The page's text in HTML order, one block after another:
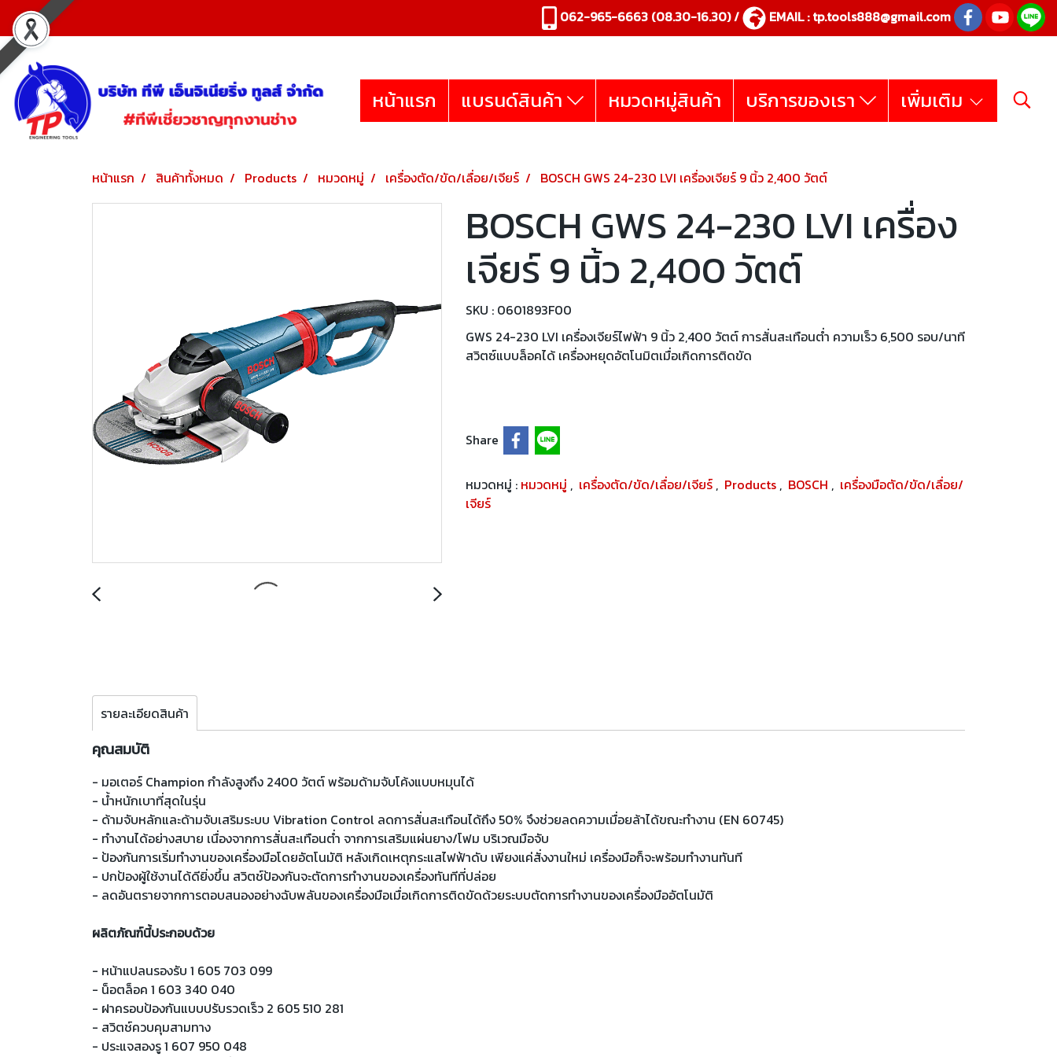
062-965-6663 (08.30-16.30) / EMAIL :tp.tools888@gmail.com
หน้าแรก แบรนด์สินค้า หมวดหมู่สินค้า บริการของเรา เพิ่มเติม
หน้าแรก สินค้าทั้งหมด Products หมวดหมู่ เครื่องตัด/ขัด/เลื่อย/เจียร์ BOSCH GWS 24-230 LVI เครื่องเจียร์ 9 นิ้ว 2,400 วัตต์
BOSCH GWS 24-230 LVI เครื่อง
เจียร์ 9 นิ้ว 2,400 วัตต์
SKU : 0601893F00
GWS 24-230 LVI เครื่องเจียร์ไฟฟ้า 9 นิ้ว 2,400 วัตต์ การสั่นสะเทือนต่ำ ความเร็ว 6,500 รอบ/นาที
สวิตซ์แบบล็อคได้ เครื่องหยุดอัตโนมิตเมื่อเกิดการติดขัด
Share
หมวดหมู่ : หมวดหมู่ , เครื่องตัด/ขัด/เลื่อย/เจียร์ , Products , BOSCH , เครื่องมือตัด/ขัด/เลื่อย/
เจียร์
รายละเอียดสินค้า
คุณสมบัติ
- มอเตอร์ Champion กำลังสูงถึง 2400 วัตต์ พร้อมด้ามจับโค้งแบบหมุนได้
- น้ำหนักเบาที่สุดในรุ่น
- ด้ามจับหลักและด้ามจับเสริมระบบ Vibration Control ลดการสั่นสะเทือนได้ถึง 50% จึงช่วยลดความเมื่อยล้าได้ขณะทำงาน (EN 60745)
- ทำงานได้อย่างสบาย เนื่องจากการสั่นสะเทือนต่ำ จากการเสริมแผ่นยาง/โฟม บริเวณมือจับ
- ป้องกันการเริ่มทำงานของเครื่องมือโดยอัตโนมัติ หลังเกิดเหตุกระแสไฟฟ้าดับ เพียงแค่สั่งงานใหม่ เครื่องมือก็จะพร้อมทำงานทันที
- ปกป้องผู้ใช้งานได้ดียิ่งขึ้น สวิตช์ป้องกันจะตัดการทำงานของเครื่องทันทีที่ปล่อย
- ลดอันตรายจากการตอบสนองอย่างฉับพลันของเครื่องมือเมื่อเกิดการติดขัดด้วยระบบตัดการทำงานของเครื่องมืออัตโนมัติ
ผลิตภัณฑ์นี้ประกอบด้วย
- หน้าแปลนรองรับ 1 605 703 099
- น็อตล็อค 1 603 340 040
- ฝาครอบป้องกันแบบปรับรวดเร็ว 2 605 510 281
- สวิตช์ควบคุมสามทาง
- ประแจสองรู 1 607 950 048